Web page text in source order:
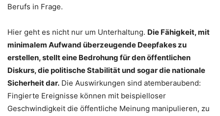
Berufs in Frage.
Hier geht es nicht nur um Unterhaltung. Die Fähigkeit, mit
minimalem Aufwand überzeugende Deepfakes zu
erstellen, stellt eine Bedrohung für den öffentlichen
Diskurs, die politische Stabilität und sogar die nationale
Sicherheit dar. Die Auswirkungen sind atemberaubend:
Fingierte Ereignisse können mit beispielloser
Geschwindigkeit die öffentliche Meinung manipulieren, zu